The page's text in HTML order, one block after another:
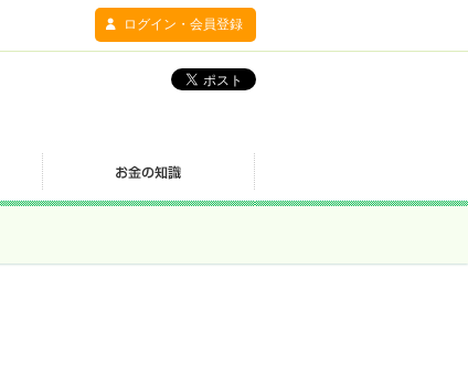
ログイン・会員登録